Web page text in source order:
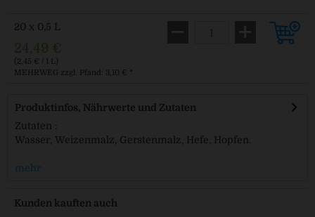
20 x 0,5 L
24,49 €
(2,45 € / 1 L)
MEHRWEG zzgl. Pfand: 3,10 € *
Produktinfos, Nährwerte und Zutaten
Zutaten :
Wasser, Weizenmalz, Gerstenmalz, Hefe, Hopfen.
mehr
Kunden kauften auch